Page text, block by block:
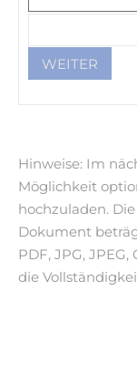
Hinweise: Im
Möglichkeit
hochzuladen.
Dokument
PDF, JPG,
die